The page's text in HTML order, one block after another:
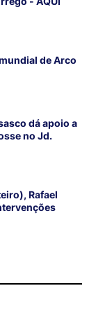
de Arco
dá apoio a
no Jd.
Rafael